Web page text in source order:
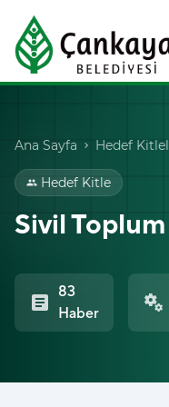
Ana Sayfa chevron_right Hedef
group Hedef Kitle
Sivil
article
83
Haber
miscellaneous_services